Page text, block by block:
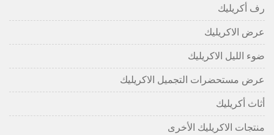
رف أكريليك
عرض الاكريليك
ضوء الليل الاكريليك
عرض مستحضرات التجميل الاكريليك
أثاث أكريليك
منتجات الاكريليك الأخرى